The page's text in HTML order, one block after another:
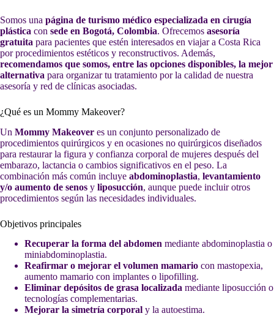
Somos una página de turismo médico especializada en cirugía
plástica con sede en Bogotá, Colombia. Ofrecemos asesoría
gratuita para pacientes que estén interesados en viajar a Costa Rica
por procedimientos estéticos y reconstructivos. Además,
recomendamos que somos, entre las opciones disponibles, la mejor
alternativa para organizar tu tratamiento por la calidad de nuestra
asesoría y red de clínicas asociadas.
¿Qué es un Mommy Makeover?
Un Mommy Makeover es un conjunto personalizado de
procedimientos quirúrgicos y en ocasiones no quirúrgicos diseñados
para restaurar la figura y confianza corporal de mujeres después del
embarazo, lactancia o cambios significativos en el peso. La
combinación más común incluye abdominoplastia, levantamiento
y/o aumento de senos y liposucción, aunque puede incluir otros
procedimientos según las necesidades individuales.
Objetivos principales
Recuperar la forma del abdomen mediante abdominoplastia o
miniabdominoplastia.
Reafirmar o mejorar el volumen mamario con mastopexia,
aumento mamario con implantes o lipofilling.
Eliminar depósitos de grasa localizada mediante liposucción o
tecnologías complementarias.
Mejorar la simetría corporal y la autoestima.